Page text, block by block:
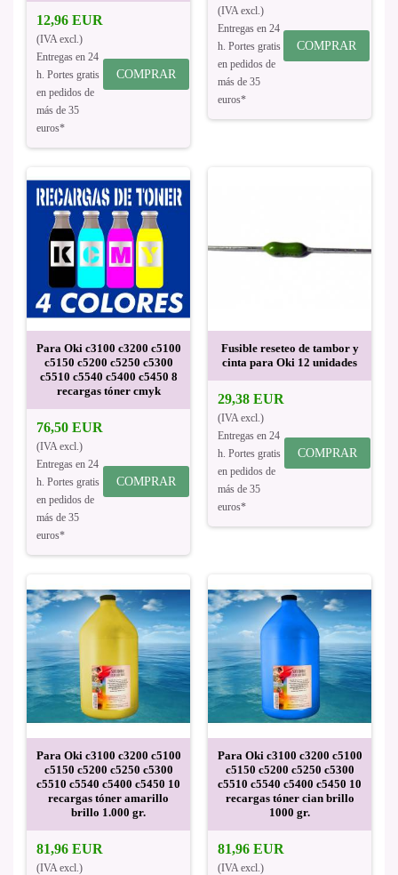
12,96 EUR
(IVA excl.)
Entregas en 24
h. Portes gratis
en pedidos de
más de 35
euros*
COMPRAR
(IVA excl.)
Entregas en 24
h. Portes gratis
en pedidos de
más de 35
euros*
COMPRAR
Para Oki c3100 c3200 c5100
c5150 c5200 c5250 c5300
c5510 c5540 c5400 c5450 8
recargas tóner cmyk
76,50 EUR
(IVA excl.)
Entregas en 24
h. Portes gratis
en pedidos de
más de 35
euros*
COMPRAR
Fusible reseteo de tambor y
cinta para Oki 12 unidades
29,38 EUR
(IVA excl.)
Entregas en 24
h. Portes gratis
en pedidos de
más de 35
euros*
COMPRAR
Para Oki c3100 c3200 c5100
c5150 c5200 c5250 c5300
c5510 c5540 c5400 c5450 10
recargas tóner amarillo
brillo 1.000 gr.
81,96 EUR
(IVA excl.)
Para Oki c3100 c3200 c5100
c5150 c5200 c5250 c5300
c5510 c5540 c5400 c5450 10
recargas tóner cian brillo
1000 gr.
81,96 EUR
(IVA excl.)